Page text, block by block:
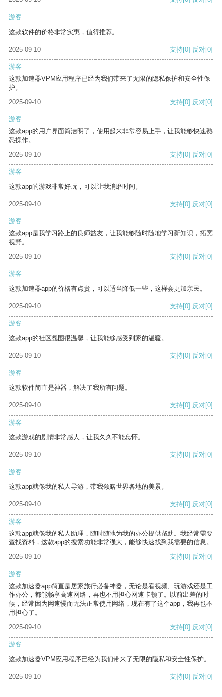
游客
这款软件的价格非常实惠，值得推荐。
2025-09-10 支持[0] 反对[0]
游客
这款加速器VPM应用程序已经为我们带来了无限的隐私保护和安全性保
护。
2025-09-10
支持[0] 反对[0]
游客
这款app的用户界面简洁明了，使用起来非常容易上手，让我能够快速熟
悉操作。
2025-09-10
支持[0] 反对[0]
游客
这款app的游戏非常好玩，可以让我消磨时间。
2025-09-10 支持[0] 反对[0]
游客
这款app是我学习路上的良师益友，让我能够随时随地学习新知识，拓宽
视野。
2025-09-10
支持[0] 反对[0]
游客
这款加速器app的价格有点贵，可以适当降低一些，这样会更加亲民。
2025-09-10 支持[0] 反对[0]
游客
这款app的社区氛围很温馨，让我能够感受到家的温暖。
2025-09-10 支持[0] 反对[0]
游客
这款软件简直是神器，解决了我所有问题。
2025-09-10 支持[0] 反对[0]
游客
这款游戏的剧情非常感人，让我久久不能忘怀。
2025-09-10 支持[0] 反对[0]
游客
这款app就像我的私人导游，带我领略世界各地的美景。
2025-09-10 支持[0] 反对[0]
游客
这款app就像我的私人助理，随时随地为我的办公提供帮助。我经常需要
查找资料，这款app的搜索功能非常强大，能够快速找到我需要的信息。
2025-09-10
支持[0] 反对[0]
游客
这款加速器app简直是居家旅行必备神器，无论是看视频、玩游戏还是工
作办公，都能畅享高速网络，再也不用担心网速卡顿了。以前出差的时
候，经常因为网速慢而无法正常使用网络，现在有了这个app，我再也不
用担心了。
2025-09-10
支持[0] 反对[0]
游客
这款加速器VPM应用程序已经为我们带来了无限的隐私和安全性保护。
2025-09-10 支持[0] 反对[0]